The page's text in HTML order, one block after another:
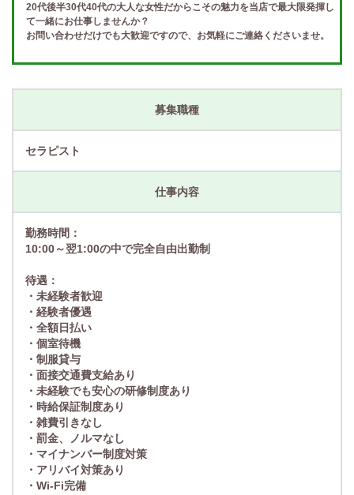
20代後半30代40代の大人な女性だからこその魅力を当店で最大限発揮し
て一緒にお仕事しませんか？
お問い合わせだけでも大歓迎ですので、お気軽にご連絡くださいませ。
募集職種
セラピスト
仕事内容
勤務時間：
10:00～翌1:00の中で完全自由出勤制
待遇：
・未経験者歓迎
・経験者優遇
・全額日払い
・個室待機
・制服貸与
・面接交通費支給あり
・未経験でも安心の研修制度あり
・時給保証制度あり
・雑費引きなし
・罰金、ノルマなし
・マイナンバー制度対策
・アリバイ対策あり
・Wi-Fi完備